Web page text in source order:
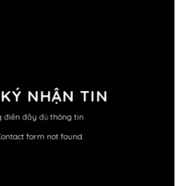
NHẬN TIN
điền đầy đủ thông tin
form not found.